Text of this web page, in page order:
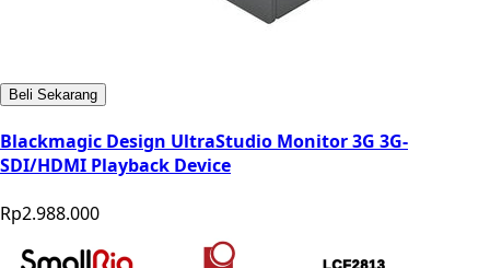
Beli Sekarang
Blackmagic Design UltraStudio Monitor 3G 3G-
SDI/HDMI Playback Device
Rp2.988.000